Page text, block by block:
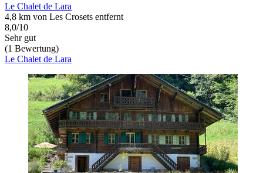
Le Chalet de Lara
4,8 km von Les Crosets entfernt
8,0/10
Sehr gut
(1 Bewertung)
Le Chalet de Lara